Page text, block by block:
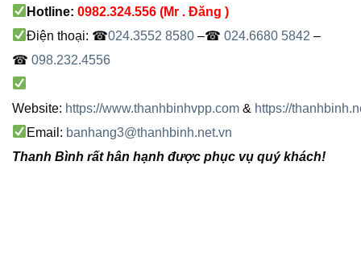
Hotline: 0982.324.556 (Mr . Đăng )
Điện thoại: ☎024.3552 8580 –☎024.6680 5842 –
☎ 098.232.4556
Website: https://www.thanhbinhvpp.com & https://
Email: banhang3@thanhbinh.net.vn
Thanh Bình rất hân hạnh được phục vụ quý khách!